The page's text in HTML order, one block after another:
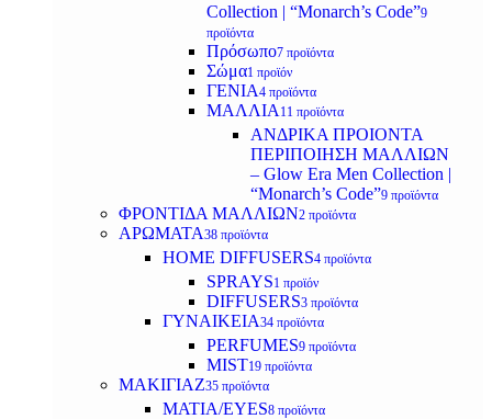
Collection | “Monarch’s Code”9
προϊόντα
Πρόσωπο7 προϊόντα
Σώμα1 προϊόν
ΓΕΝΙΑ4 προϊόντα
ΜΑΛΛΙΑ 11 προϊόντα
ΑΝΔΡΙΚΑ ΠΡΟΙΟΝΤΑ
ΠΕΡΙΠΟΙΗΣΗ ΜΑΛΛΙΩΝ
– Glow Era Men Collection |
“Monarch’s Code”9 προϊόντα
ΦΡΟΝΤΙΔΑ ΜΑΛΛΙΩΝ2 προϊόντα
ΑΡΩΜΑΤΑ38 προϊόντα
HOME DIFFUSERS4 προϊόντα
SPRAYS1 προϊόν
DIFFUSERS3 προϊόντα
ΓΥΝΑΙΚΕΙΑ34 προϊόντα
PERFUMES9 προϊόντα
MIST19 προϊόντα
ΜΑΚΙΓΙΑΖ35 προϊόντα
ΜΑΤΙΑ/EYES8 προϊόντα